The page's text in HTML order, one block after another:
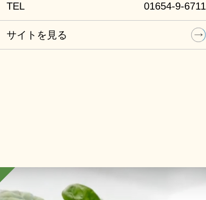
TEL 01654-9-6711
サイトを見る